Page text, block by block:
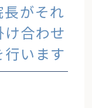
長がそれ
合わせ
います